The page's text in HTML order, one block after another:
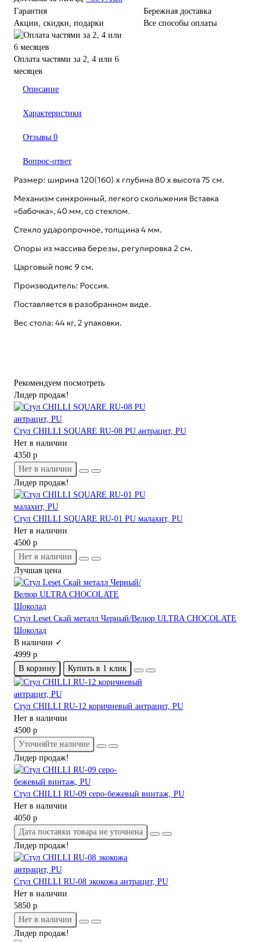
Гарантия
Бережная доставка
Акции, скидки, подарки
Все способы оплаты
Оплата частями за 2, 4 или 6
месяцев
Описание
Характеристики
Отзывы 0
Вопрос-ответ
Размер: ширина 120(160) х глубина 80 х высота 75 см.
Механизм синхронный, легкого скольжения Вставка
«бабочка», 40 мм, со стеклом.
Стекло ударопрочное, толщина 4 мм.
Опоры из массива березы, регулировка 2 см.
Царговый пояс 9 см.
Производитель: Россия.
Поставляется в разобранном виде.
Вес стола: 44 кг, 2 упаковки.
Рекомендуем посмотреть
Лидер продаж!
Стул CHILLI SQUARE RU-08 PU антрацит, PU
Нет в наличии
4350 р
Нет в наличии
Лидер продаж!
Стул CHILLI SQUARE RU-01 PU малахит, PU
Нет в наличии
4500 р
Нет в наличии
Лучшая цена
Стул Leset Скай металл Черный/Велюр ULTRA CHOCOLATE
Шоколад
В наличии ✓
4999 р
В корзину
Купить в 1 клик
Стул CHILLI RU-12 коричневый антрацит, PU
Нет в наличии
4500 р
Уточняйте наличие
Лидер продаж!
Стул CHILLI RU-09 серо-бежевый винтаж, PU
Нет в наличии
4050 р
Дата поставки товара не уточнена
Лидер продаж!
Стул CHILLI RU-08 экокожа антрацит, PU
Нет в наличии
5850 р
Нет в наличии
Лидер продаж!